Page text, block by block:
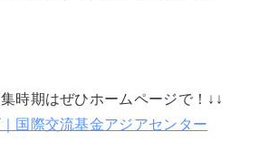
時期はぜひホームページで！↓↓
国際交流基金アジアセンター